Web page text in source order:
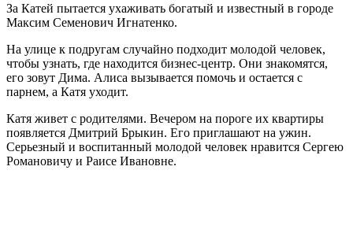
За Катей пытается ухаживать богатый и известный в городе
Максим Семенович Игнатенко.
На улице к подругам случайно подходит молодой человек,
чтобы узнать, где находится бизнес-центр. Они знакомятся,
его зовут Дима. Алиса вызывается помочь и остается с
парнем, а Катя уходит.
Катя живет с родителями. Вечером на пороге их квартиры
появляется Дмитрий Брыкин. Его приглашают на ужин.
Серьезный и воспитанный молодой человек нравится Сергею
Романовичу и Раисе Ивановне.